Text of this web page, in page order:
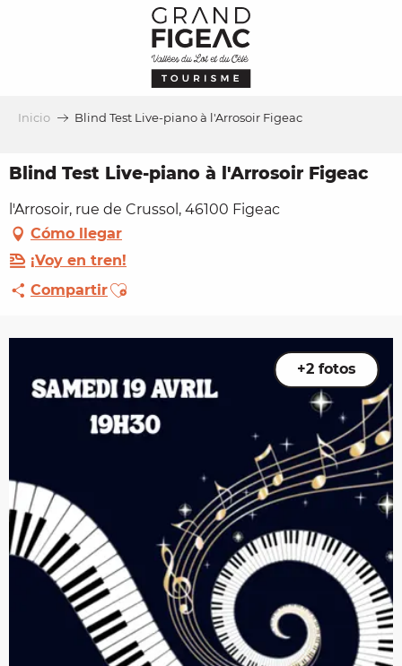
Inicio Blind Test Live-piano à l'Arrosoir Figeac
Blind Test Live-piano à l'Arrosoir Figeac
l'Arrosoir, rue de Crussol, 46100 Figeac
Cómo llegar
¡Voy en tren!
CompartirAjouter aux favoris
+2 fotos